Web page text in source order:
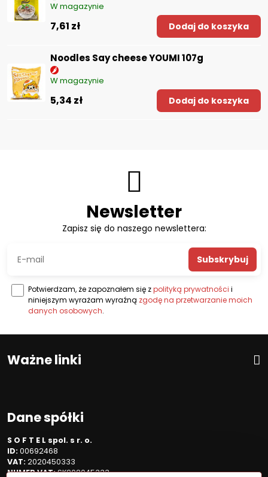
W magazynie
7,61 zł Dodaj do koszyka
Noodles Say cheese YOUMI 107g
W magazynie
5,34 zł Dodaj do koszyka
Newsletter
Zapisz się do naszego newslettera:
Subskrybuj
Potwierdzam, że zapoznałem się zpolityką prywatności i
niniejszym wyrażam wyraźną zgodę na przetwarzanie moich
danych osobowych.
Ważne linki
Dane spółki
S O F T E L spol. s r. o.
ID: 00692468
VAT: 2020450333
NUMER VAT:SK202045333